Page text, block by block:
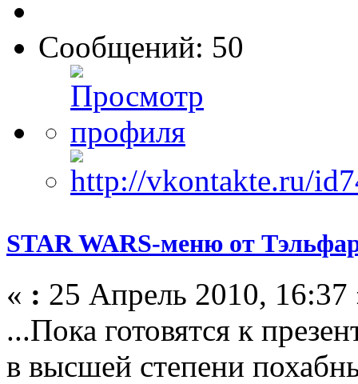
Сообщений: 50
STAR WARS-меню от
« : 25 Апрель 2010, 16:37
...Пока готовятся к
в высшей степени